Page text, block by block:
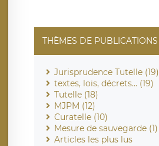
THÈMES DE PUBLICATIONS
Jurisprudence Tutelle (19)
textes, lois, décrets... (19)
Tutelle (18)
MJPM (12)
Curatelle (10)
Mesure de sauvegarde (1)
Articles les plus lus